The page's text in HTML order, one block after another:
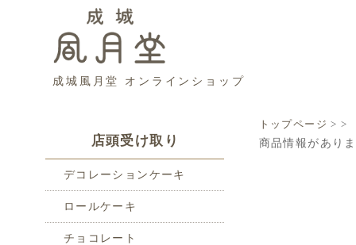
成城風月堂 オンラインショップ
店頭受け取り
デコレーションケーキ
ロールケーキ
チョコレート
トップページ >>
商品情報があり